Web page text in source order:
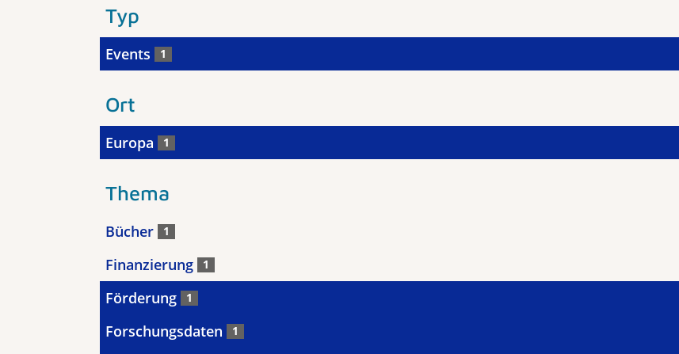
Typ
Events 1
Ort
Europa 1
Thema
Bücher 1
Finanzierung 1
Förderung 1
Forschungsdaten 1